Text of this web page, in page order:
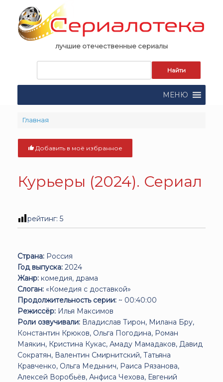
content
лучшие отечественные сериалы
поиска:
МЕНЮ
Главная
Добавить в моё избранное
Курьеры (2024). Сериал
рейтинг: 5
Страна: Россия
Год выпуска: 2024
Жанр: комедия, драма
Слоган: «Комедия с доставкой»
Продолжительность серии: ~ 00:40:00
Режиссёр: Илья Максимов
Роли озвучивали: Владислав Тирон, Милана Бру,
Константин Крюков, Ольга Погодина, Роман
Маякин, Кристина Кукас, Амаду Мамадаков, Давид
Сократян, Валентин Смирнитский, Татьяна
Кравченко, Ольга Медынич, Раиса Рязанова,
Алексей Воробьёв, Анфиса Чехова, Евгений